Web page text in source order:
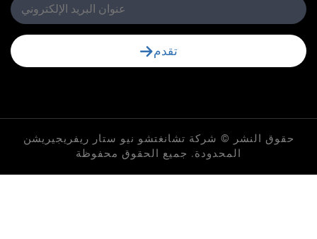
© شركة تشانغتشو نيو ستار ريفريجيريشن
المحدودة. جميع الحقوق محفوظة